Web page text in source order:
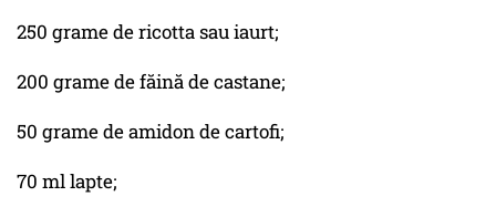
250 grame de ricotta sau iaurt;
200 grame de făină de castane;
50 grame de amidon de cartofi;
70 ml lapte;